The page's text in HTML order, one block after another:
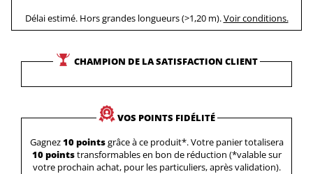
Délai estimé. Hors grandes longueurs (>1,20 m).Voir conditions.
CHAMPION DE LA SATISFACTION CLIENT
VOS POINTS FIDÉLITÉ
Gagnez10 pointsgrâce à ce produit*. Votre panier totalisera
10 pointstransformables en bon de réduction (*valable sur
votre prochain achat, pour les particuliers, après validation).